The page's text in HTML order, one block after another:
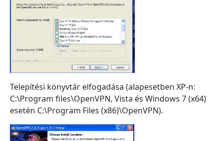
Telepítési könyvtár elfogadása (alapesetben XP-n:
C:\Program files\OpenVPN, Vista és Windows 7 (x64)
esetén C:\Program Files (x86)\OpenVPN).